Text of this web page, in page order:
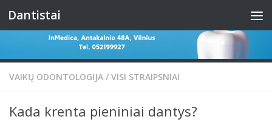
Skip to content
Dantistai
VAIKŲ ODONTOLOGIJA / VISI STRAIPSNIAI
Kada krenta pieniniai dantys?